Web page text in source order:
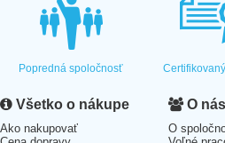
Popredná spoločnosť
Všetko o nákupe
Ako nakupovať
O nás
O